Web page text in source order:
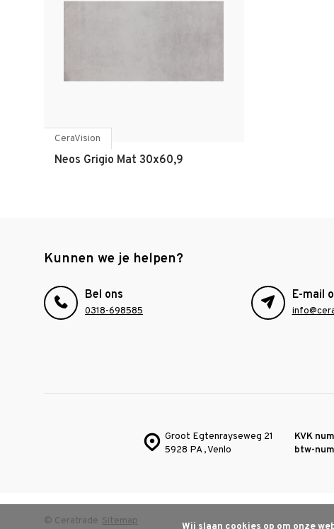
CeraVision
Neos Grigio Mat 30x60,9
Kunnen we je helpen?
Bel ons
0318-698585
E-mail
Groot Egtenrayseweg 21
5928 PA , Venlo
KVK
btw-
© Ceratrade Sitemap Wij slaan cookies op om onze